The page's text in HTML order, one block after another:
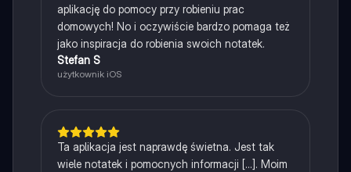
aplikację do pomocy przy robieniu prac
domowych! No i oczywiście bardzo pomaga też
jako inspiracja do robienia swoich notatek.
Stefan S
użytkownik iOS
Ta aplikacja jest naprawdę świetna. Jest tak
wiele notatek i pomocnych informacji [...]. Moim